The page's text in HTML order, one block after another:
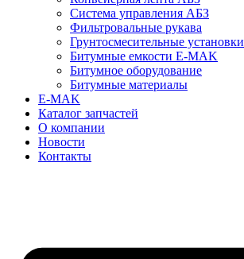
Система управления АБЗ
Фильтровальные рукава
Грунтосмесительные установки
Битумные емкости E-MAK
Битумное оборудование
Битумные материалы
E-MAK
Каталог запчастей
О компании
Новости
Контакты